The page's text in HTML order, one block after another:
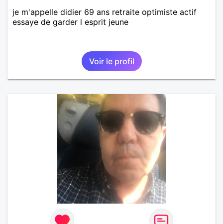
je m'appelle didier 69 ans retraite optimiste actif
essaye de garder l esprit jeune
Voir le profil